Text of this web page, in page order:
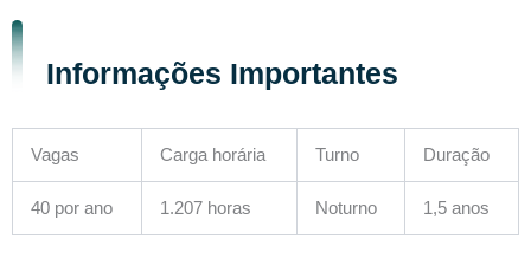
Informações Importantes
Vagas Carga horária Turno Duração
40 por ano 1.207 horas Noturno 1,5 anos